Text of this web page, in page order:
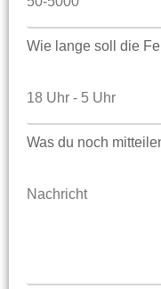
Wie lange soll die
Was du noch